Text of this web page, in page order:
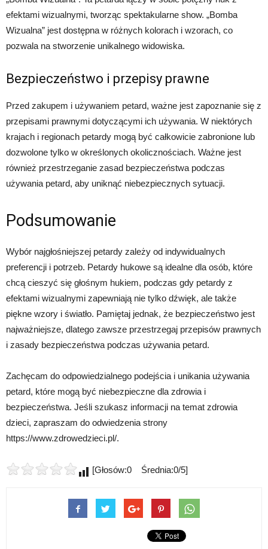
efektami wizualnymi, tworząc spektakularne show. „Bomba
Wizualna” jest dostępna w różnych kolorach i wzorach, co
pozwala na stworzenie unikalnego widowiska.
Bezpieczeństwo i przepisy prawne
Przed zakupem i używaniem petard, ważne jest zapoznanie się z
przepisami prawnymi dotyczącymi ich używania. W niektórych
krajach i regionach petardy mogą być całkowicie zabronione lub
dozwolone tylko w określonych okolicznościach. Ważne jest
również przestrzeganie zasad bezpieczeństwa podczas
używania petard, aby uniknąć niebezpiecznych sytuacji.
Podsumowanie
Wybór najgłośniejszej petardy zależy od indywidualnych
preferencji i potrzeb. Petardy hukowe są idealne dla osób, które
chcą cieszyć się głośnym hukiem, podczas gdy petardy z
efektami wizualnymi zapewniają nie tylko dźwięk, ale także
piękne wzory i światło. Pamiętaj jednak, że bezpieczeństwo jest
najważniejsze, dlatego zawsze przestrzegaj przepisów prawnych
i zasady bezpieczeństwa podczas używania petard.
Zachęcam do odpowiedzialnego podejścia i unikania używania
petard, które mogą być niebezpieczne dla zdrowia i
bezpieczeństwa. Jeśli szukasz informacji na temat zdrowia
dzieci, zapraszam do odwiedzenia strony
https://www.zdrowedzieci.pl/.
[Głosów:0 Średnia:0/5]